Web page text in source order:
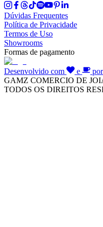
Dúvidas Frequentes
Política de Privacidade
Termos de Uso
Showrooms
Formas de pagamento
Desenvolvido com e
GAMZ COMERCIO DE
TODOS OS DIREITOS